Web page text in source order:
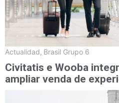
Actualidad, Brasil Grupo 6
Civitatis e Wooba
ampliar venda de